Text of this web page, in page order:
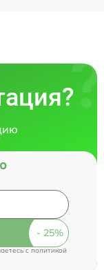
c политикой